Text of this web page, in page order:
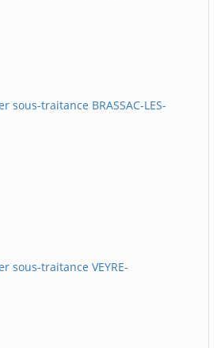
sous-traitance BRASSAC-LES-
sous-traitance VEYRE-